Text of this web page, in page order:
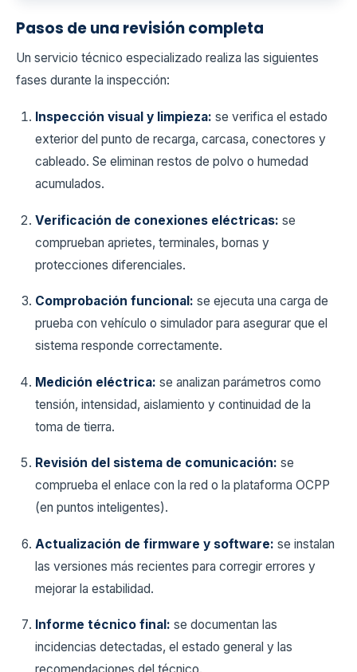
Pasos de una revisión completa
Un servicio técnico especializado realiza las siguientes
fases durante la inspección:
Inspección visual y limpieza: se verifica el estado
exterior del punto de recarga, carcasa, conectores y
cableado. Se eliminan restos de polvo o humedad
acumulados.
Verificación de conexiones eléctricas: se
comprueban aprietes, terminales, bornas y
protecciones diferenciales.
Comprobación funcional: se ejecuta una carga de
prueba con vehículo o simulador para asegurar que el
sistema responde correctamente.
Medición eléctrica: se analizan parámetros como
tensión, intensidad, aislamiento y continuidad de la
toma de tierra.
Revisión del sistema de comunicación: se
comprueba el enlace con la red o la plataforma OCPP
(en puntos inteligentes).
Actualización de firmware y software: se instalan
las versiones más recientes para corregir errores y
mejorar la estabilidad.
Informe técnico final: se documentan las
incidencias detectadas, el estado general y las